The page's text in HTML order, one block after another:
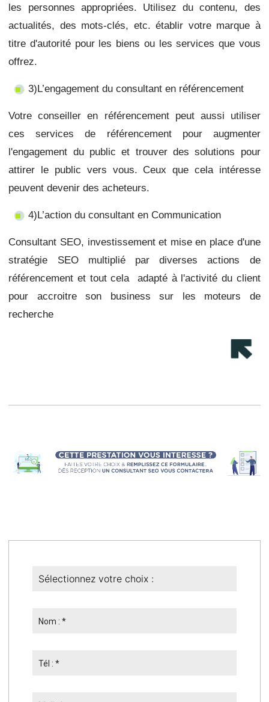
les personnes appropriées. Utilisez du contenu, des
actualités, des mots-clés, etc. établir votre marque à
titre d'autorité pour les biens ou les services que vous
offrez.
3)L’engagement du consultant en référencement
Votre conseiller en référencement peut aussi utiliser
ces services de référencement pour augmenter
l'engagement du public et trouver des solutions pour
attirer le public vers vous. Ceux que cela intéresse
peuvent devenir des acheteurs.
4)L’action du consultant en Communication
Consultant SEO, investissement et mise en place d'une
stratégie SEO multiplié par diverses actions de
référencement et tout cela adapté à l'activité du client
pour accroitre son business sur les moteurs de
recherche
Nom : *
Tél : *